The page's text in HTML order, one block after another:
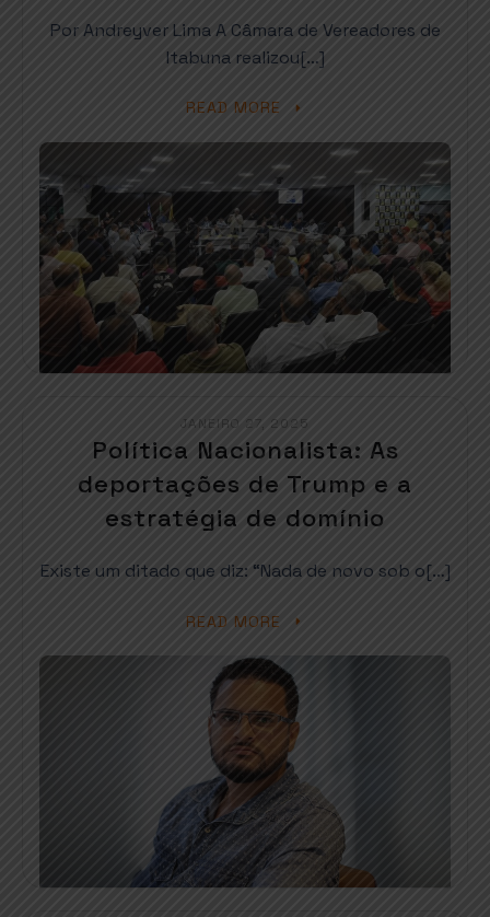
Por Andreyver Lima A Câmara de Vereadores de
Itabuna realizou[…]
READ MORE
JANEIRO 27, 2025
Política Nacionalista: As
deportações de Trump e a
estratégia de domínio
Existe um ditado que diz: “Nada de novo sob o[…]
READ MORE